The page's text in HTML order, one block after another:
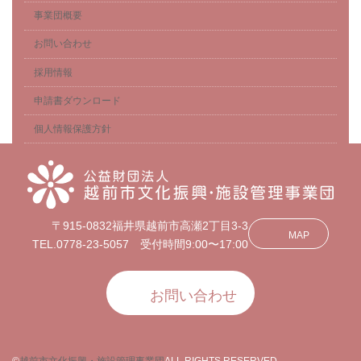
事業団概要
お問い合わせ
採用情報
申請書ダウンロード
個人情報保護方針
〒915-0832福井県越前市高瀬2丁目3-3
TEL.0778-23-5057 受付時間9:00〜17:00
MAP
お問い合わせ